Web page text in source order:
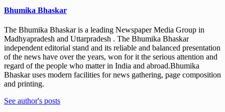
Bhumika Bhaskar
The Bhumika Bhaskar is a leading Newspaper Media Group in
Madhyapradesh and Uttarpradesh . The Bhumika Bhaskar
independent editorial stand and its reliable and balanced presentation
of the news have over the years, won for it the serious attention and
regard of the people who matter in India and abroad.Bhumika
Bhaskar uses modern facilities for news gathering, page composition
and printing.
See author's posts